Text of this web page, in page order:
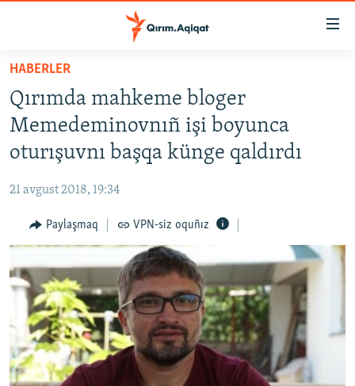
Esas
qaytmaq
Baş
navigatsiyağa
qaytmaq
Qıdıruvğa
qaytmaq
HABERLER
SİYASET
İQTİSADİYAT
MEDENİYET
İNSAN AQLARI
SÜRET
BLOGLAR
FİKİR
HABERLER
Qırımda mahkeme bloger
Memedeminovnıñ işi boyunca
oturışuvnı başqa künge qaldırdı
21 avgust 2018, 19:34
Paylaşmaq VPN-siz oquñız